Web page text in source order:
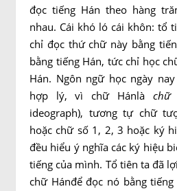
đọc tiếng Hán theo hàng
nhau. Cái khó ló cái khôn: tổ
chỉ đọc thứ chữ này bằng
bằng tiếng Hán, tức chỉ học
Hán. Ngôn ngữ học ngày
hợp lý, vì chữ Hánlà chữ
ideograph), tương tự chữ
hoặc chữ số 1, 2, 3 hoặc ký
đều hiểu ý nghĩa các ký hiệu
tiếng của mình. Tổ tiên ta đã
chữ Hánđể đọc nó bằng